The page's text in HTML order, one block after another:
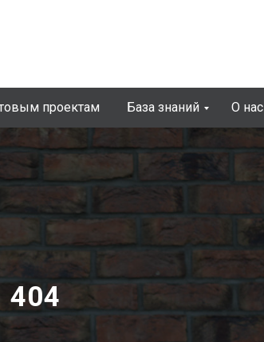
проектам База знаний О нас
404